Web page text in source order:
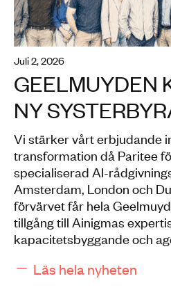
juli 2, 2026
GEELMUYDEN
NY
Vi stärker vårt erbjudande
transformation då Paritee
specialiserad AI-
Amsterdam, London och
förvärvet får hela
tillgång till Ainigmas
kapacitetsbyggande och
Läs hela nyheten